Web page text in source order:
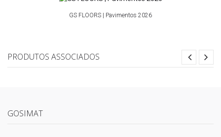
GS FLOORS | Pavimentos 2026
PRODUTOS ASSOCIADOS
GOSIMAT